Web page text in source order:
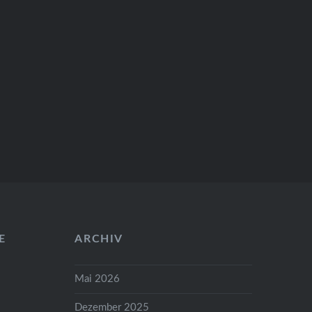
ARCHIV
Mai 2026
Dezember 2025